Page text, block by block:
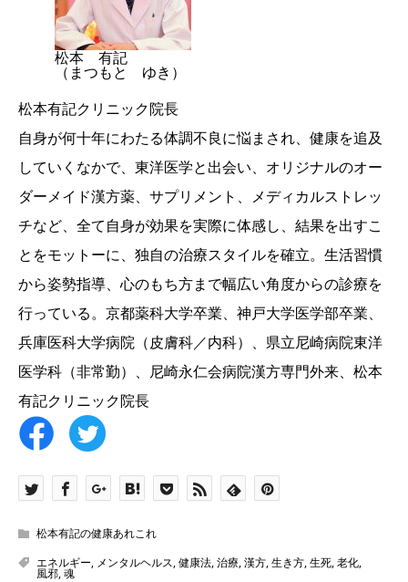
松本 有記
（まつもと ゆき）
松本有記クリニック院長
自身が何十年にわたる体調不良に悩まされ、健康を追及
していくなかで、東洋医学と出会い、オリジナルのオー
ダーメイド漢方薬、サプリメント、メディカルストレッ
チなど、全て自身が効果を実際に体感し、結果を出すこ
とをモットーに、独自の治療スタイルを確立。生活習慣
から姿勢指導、心のもち方まで幅広い角度からの診療を
行っている。京都薬科大学卒業、神戸大学医学部卒業、
兵庫医科大学病院（皮膚科／内科）、県立尼崎病院東洋
医学科（非常勤）、尼崎永仁会病院漢方専門外来、松本
有記クリニック院長
松本有記の健康あれこれ
エネルギー, メンタルヘルス,健康法,治療,漢方,生き方,生死,老化,
風邪,魂